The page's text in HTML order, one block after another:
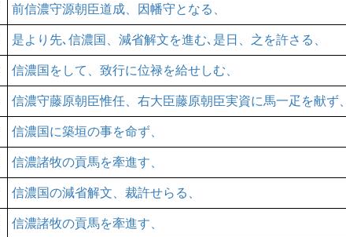
前信濃守源朝臣道成、因幡守となる、
是より先､信濃国、減省解文を進む､是日、之を許さる、
信濃国をして、致行に位禄を給せしむ、
信濃守藤原朝臣惟任、右大臣藤原朝臣実資に馬一疋を献ず、
信濃国に築垣の事を命ず、
信濃諸牧の貢馬を牽進す、
信濃国の減省解文、裁許せらる、
信濃諸牧の貢馬を牽進す、